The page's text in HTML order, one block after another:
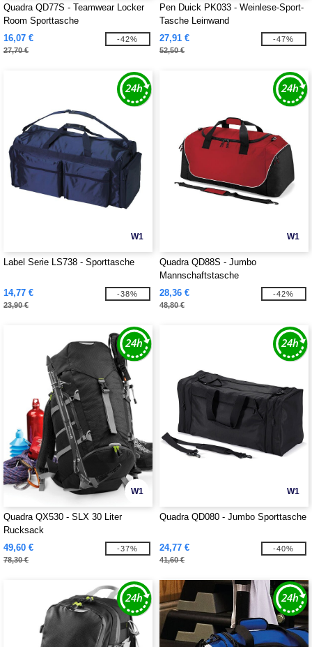
Quadra QD77S - Teamwear Locker
Room Sporttasche
16,07 €
27,70 €
-42%
Pen Duick PK033 - Weinlese-Sport-
Tasche Leinwand
27,91 €
52,50 €
-47%
W1
Label Serie LS738 - Sporttasche
14,77 €
23,90 €
-38%
W1
Quadra QD88S - Jumbo
Mannschaftstasche
28,36 €
48,80 €
-42%
W1
Quadra QX530 - SLX 30 Liter
Rucksack
49,60 €
78,30 €
-37%
W1
Quadra QD080 - Jumbo Sporttasche
24,77 €
41,60 €
-40%